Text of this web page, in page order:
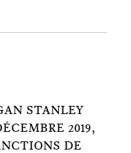
STANLEY
2019,
DE